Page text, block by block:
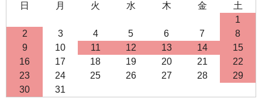
日
月 火 水 木 金
土
1
2
3 4 5 6 7
8
9
10 11 12 13 14
15
16
17 18 19 20 21
22
23
24 25 26 27 28
29
30
31